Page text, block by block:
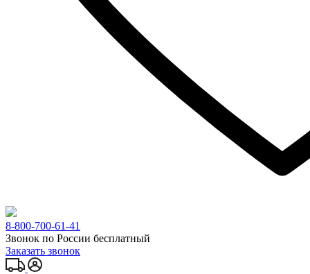
8-800-700-61-41
Звонок по России бесплатный
Заказать звонок